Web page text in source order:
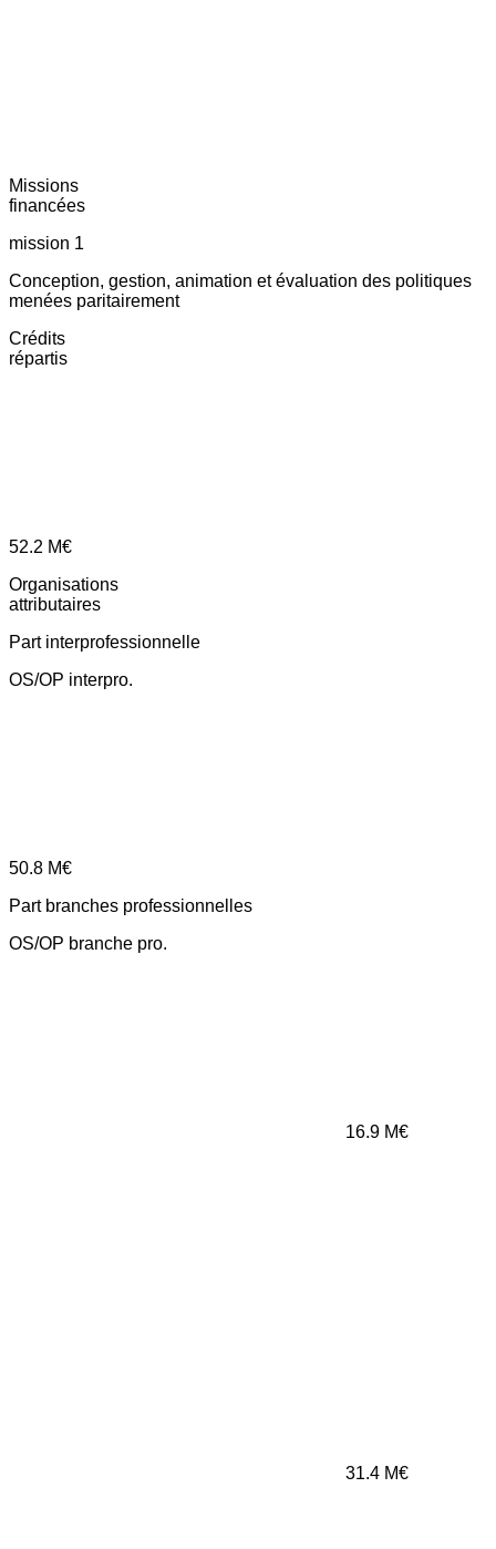
Missions
financées
mission 1
Conception, gestion, animation et évaluation des politiques
menées paritairement
Crédits
répartis
52.2 M€
Organisations
attributaires
Part interprofessionnelle
OS/OP interpro.
50.8 M€
Part branches professionnelles
OS/OP branche pro.
16.9 M€
31.4 M€